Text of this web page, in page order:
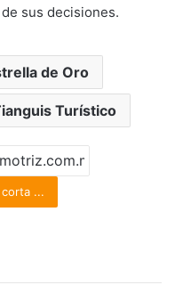
sus decisiones.
de Oro
Turístico
...